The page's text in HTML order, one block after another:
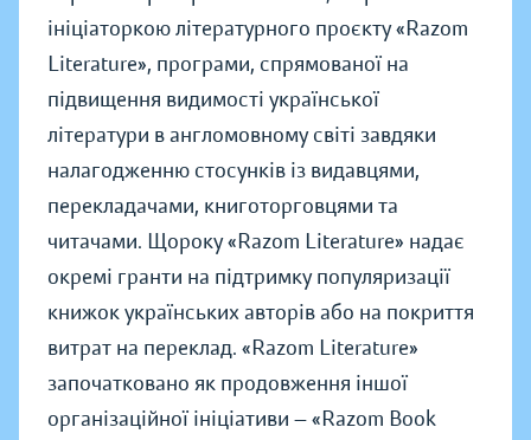
ініціаторкою літературного проєкту «Razom
Literature», програми, спрямованої на
підвищення видимості української
літератури в англомовному світі завдяки
налагодженню стосунків із видавцями,
перекладачами, книготорговцями та
читачами. Щороку «Razom Literature» надає
окремі гранти на підтримку популяризації
книжок українських авторів або на покриття
витрат на переклад. «Razom Literature»
започатковано як продовження іншої
організаційної ініціативи — «Razom Book